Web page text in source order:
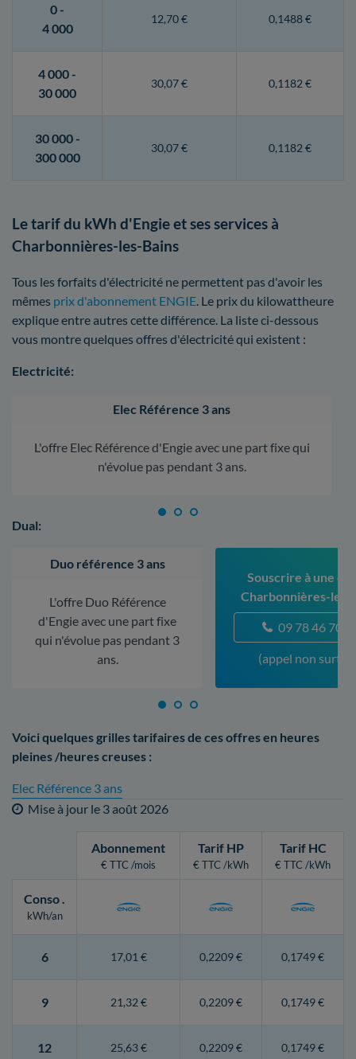
0 -
4 000
12,70 € 0,1488 €
4 000 -
30 000
30,07 € 0,1182 €
30 000 -
300 000
30,07 € 0,1182 €
Le tarif du kWh d'Engie et ses services à
Charbonnières-les-Bains
Tous les forfaits d'électricité ne permettent pas d'avoir les
mêmes prix d'abonnement ENGIE. Le prix du kilowattheure
explique entre autres cette différence. La liste ci-dessous
vous montre quelques offres d'électricité qui existent :
Electricité:
Elec Référence 3 ans
L'offre Elec Référence d'Engie avec une part fixe qui
n'évolue pas pendant 3 ans.
Dual:
Duo référence 3 ans
L'offre Duo Référence
d'Engie avec une part fixe
qui n'évolue pas pendant 3
ans.
Souscrire à une
Charbonnières-les-
09 78 46 70
(appel non
Voici quelques grilles tarifaires de ces offres en heures
pleines /heures creuses :
Elec Référence 3 ans
Mise à jour le 3 août 2026
Abonnement
€ TTC /mois
Tarif HP
€ TTC /kWh
Tarif HC
€ TTC /kWh
Conso.
kWh/an
6 17,01 € 0,2209 € 0,1749 €
9 21,32 € 0,2209 € 0,1749 €
12 25,63 € 0,2209 € 0,1749 €